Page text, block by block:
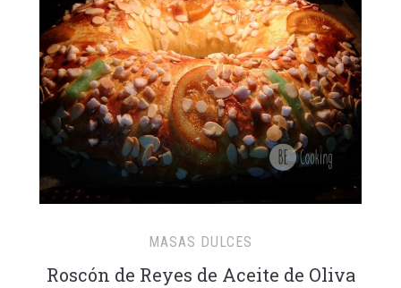
MASAS DULCES
Roscón de Reyes de Aceite de Oliva